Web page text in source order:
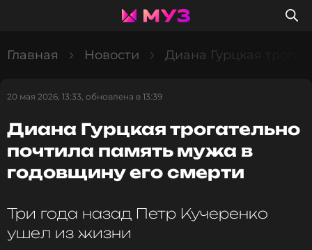
Главная Новости Диана Гурцкая
20 мая 2026, 13:33, обновлена в 13:39
Диана Гурцкая трогательно
почтила память мужа в
годовщину его смерти
Три года назад Петр Кучеренко
ушел из жизни